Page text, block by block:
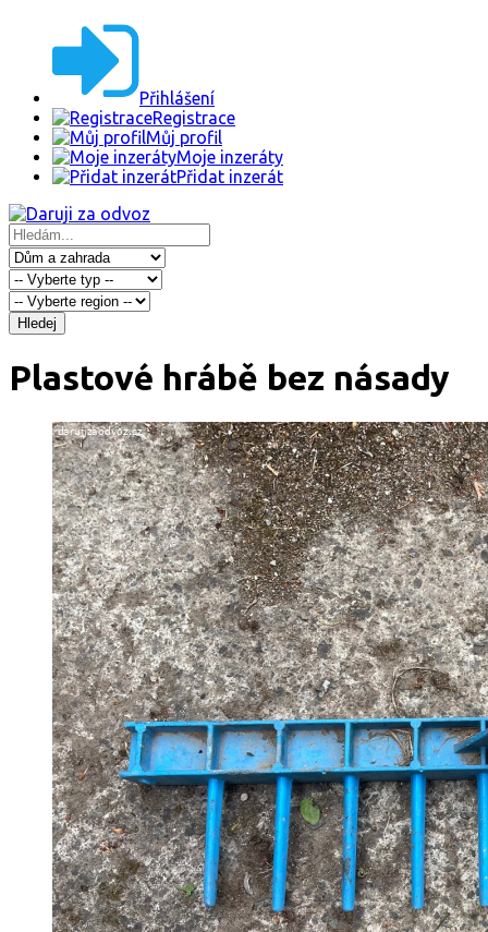
Přihlášení
Registrace
Můj profil
Moje inzeráty
Přidat inzerát
Hledej
Plastové hrábě bez násady